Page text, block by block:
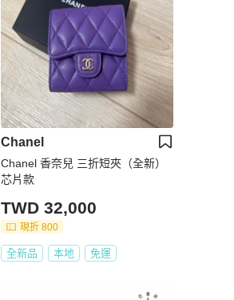
Chanel
Chanel 香奈兒 三折短夾（全新）
芯片款
TWD 32,000
現折 800
全新品 本地 免運